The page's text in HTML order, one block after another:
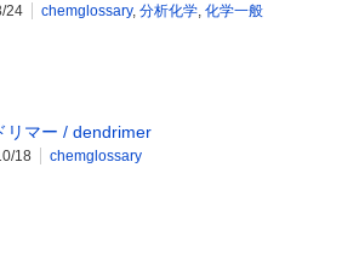
24 chemglossary, 分析化学 化学一般
リマー / dendrimer
18 chemglossary